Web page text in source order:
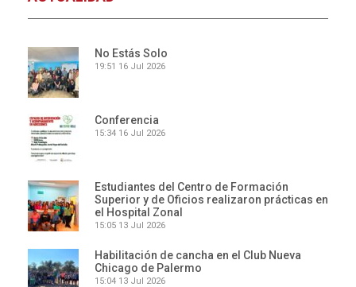
No Estás Solo
19:51 16 Jul 2026
Conferencia
15:34 16 Jul 2026
Estudiantes del Centro de Formación
Superior y de Oficios realizaron prácticas en
el Hospital Zonal
15:05 13 Jul 2026
Habilitación de cancha en el Club Nueva
Chicago de Palermo
15:04 13 Jul 2026